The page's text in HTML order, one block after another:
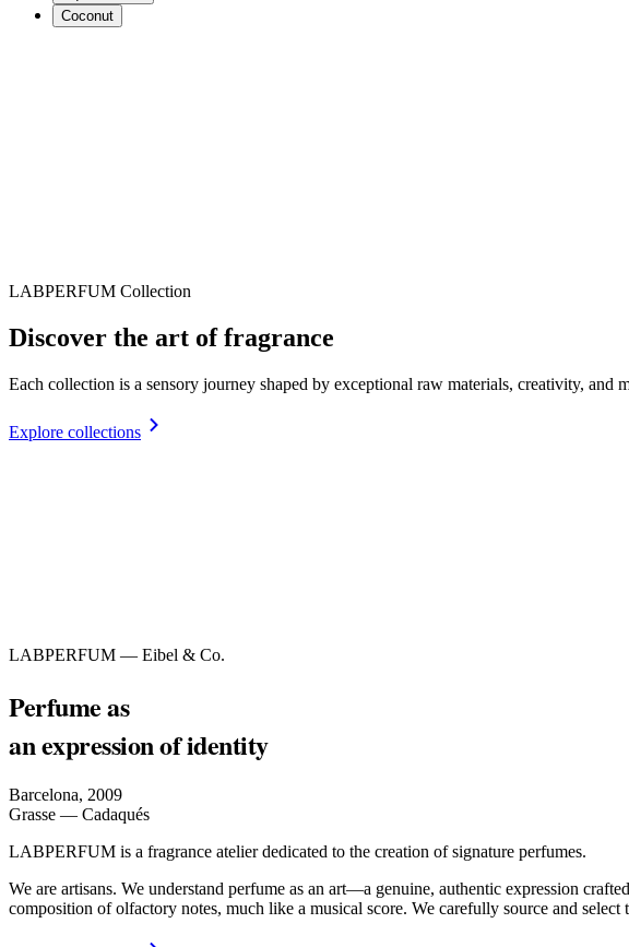
Coconut
LABPERFUM Collection
Discover the art of fragrance
Each collection is a sensory journey shaped by exceptional raw materials, creativity, and
Explore collections
LABPERFUM — Eibel & Co.
Perfume as
an expression of identity
Barcelona, 2009
Grasse — Cadaqués
LABPERFUM is a fragrance atelier dedicated to the creation of signature perfumes.
We are artisans. We understand perfume as an art—a genuine, authentic expression
composition of olfactory notes, much like a musical score. We carefully source and